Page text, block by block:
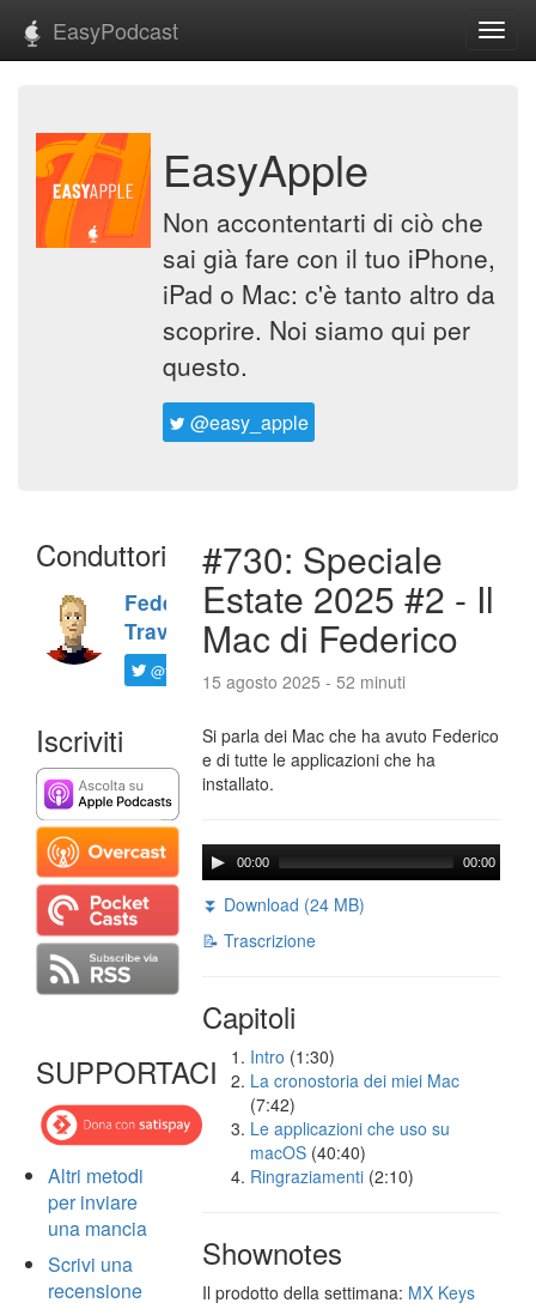
EasyPodcast
EasyApple
Non accontentarti di ciò che
sai già fare con il tuo iPhone,
iPad o Mac: c'è tanto altro da
scoprire. Noi siamo qui per
questo.
@easy_apple
Conduttori
Federico
Travaini
@ftrava
Iscriviti
SUPPORTACI
Altri metodi
per inviare
una mancia
Scrivi una
recensione
#730: Speciale
Estate 2025 #2 - Il
Mac di Federico
15 agosto 2025 - 52 minuti
Si parla dei Mac che ha avuto Federico
e di tutte le applicazioni che ha
installato.
00:00 00:00
⏬ Download (24 MB)
📝 Trascrizione
Capitoli
Intro (1:30)
La cronostoria dei miei Mac
(7:42)
Le applicazioni che uso su
macOS (40:40)
Ringraziamenti (2:10)
Shownotes
Il prodotto della settimana: MX Keys